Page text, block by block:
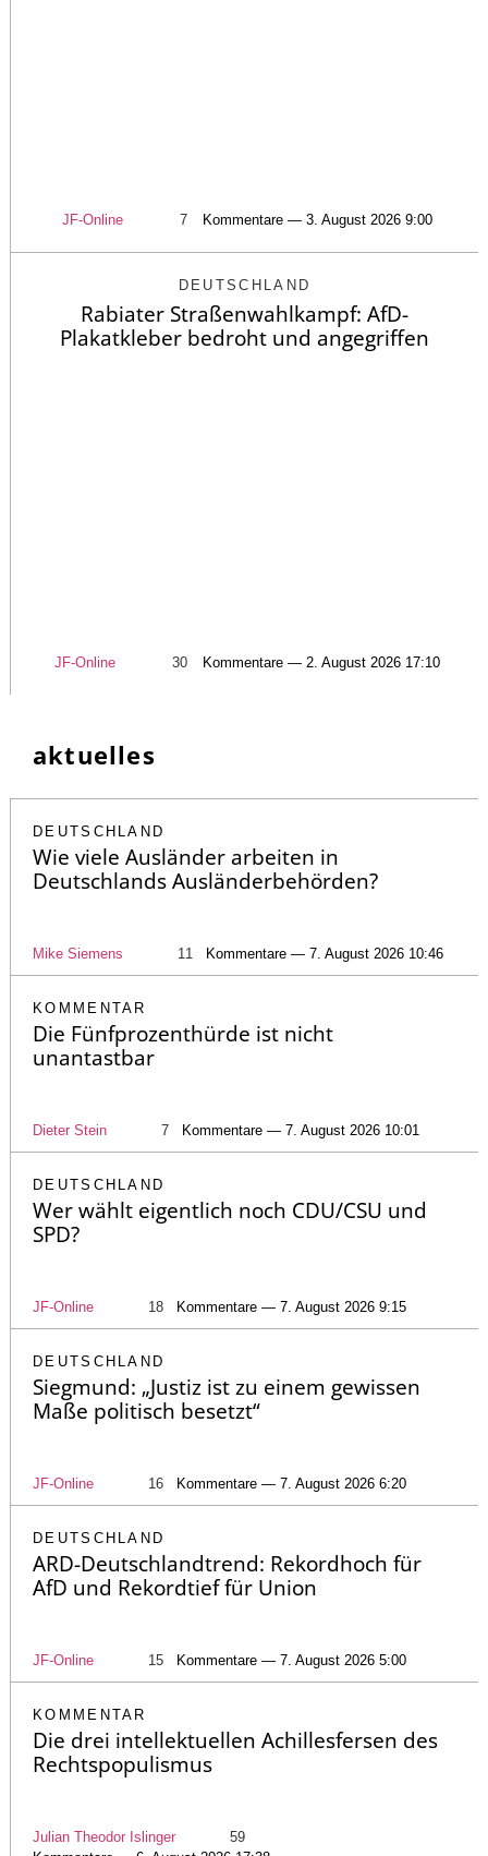
JF-Online 7 Kommentare — 3. August 2026 9:00
DEUTSCHLAND
Rabiater Straßenwahlkampf: AfD-
Plakatkleber bedroht und angegriffen
JF-Online 30 Kommentare — 2. August 2026 17:10
aktuelles
DEUTSCHLAND
Wie viele Ausländer arbeiten in
Deutschlands Ausländerbehörden?
Mike Siemens 11 Kommentare — 7. August 2026 10:46
KOMMENTAR
Die Fünfprozenthürde ist nicht
unantastbar
Dieter Stein 7 Kommentare — 7. August 2026 10:01
DEUTSCHLAND
Wer wählt eigentlich noch CDU/CSU und
SPD?
JF-Online 18 Kommentare — 7. August 2026 9:15
DEUTSCHLAND
Siegmund: „Justiz ist zu einem gewissen
Maße politisch besetzt“
JF-Online 16 Kommentare — 7. August 2026 6:20
DEUTSCHLAND
ARD-Deutschlandtrend: Rekordhoch für
AfD und Rekordtief für Union
JF-Online 15 Kommentare — 7. August 2026 5:00
KOMMENTAR
Die drei intellektuellen Achillesfersen des
Rechtspopulismus
Julian Theodor Islinger
59